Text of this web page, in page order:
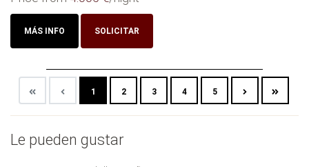
MÁS INFO SOLICITAR
1 2 3 4 5
Le pueden gustar